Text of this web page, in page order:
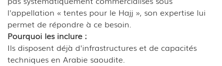
l'appellation « tentes pour le Hajj », son expertise lui
permet de répondre à ce besoin.
Pourquoi les inclure :
Ils disposent déjà d'infrastructures et de capacités
techniques en Arabie saoudite.